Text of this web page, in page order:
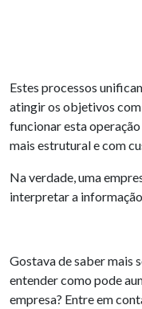
Estes processos
atingir os objetivos
funcionar esta operação
mais estrutural e com
Na verdade, uma
interpretar a
Gostava de saber mais
entender como pode
empresa? Entre em